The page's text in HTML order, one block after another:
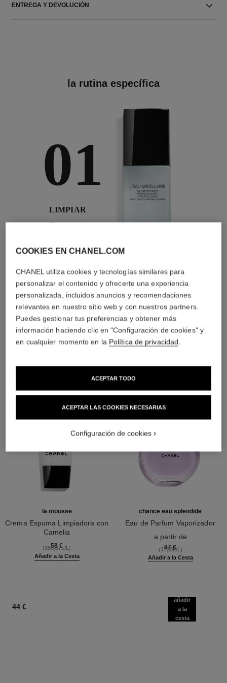
ENTREGA Y DEVOLUCIÓN
la rutina específica
01
LIMPIAR
Con tratamientos
4
LA COMBINACIÓN PERFECTA
la mousse
Crema Espuma Limpiadora con
Camelia
58 €
(386,67€/L)
Añadir a la Cesta
chance eau splendide
Eau de Parfum Vaporizador
a partir de
87 €
(1720€/L)
Añadir a la Cesta
44 €
añadir
a la
cesta
COOKIES EN CHANEL.COM
CHANEL utiliza cookies y tecnologías similares para
personalizar el contenido y ofrecerte una experiencia
personalizada, incluidos anuncios y recomendaciones
relevantes en nuestro sitio web y con nuestros partners.
Puedes gestionar tus preferencias y obtener más
información haciendo clic en "Configuración de cookies" y
en cualquier momento en la Política de privacidad.
ACEPTAR LAS COOKIES NECESARIAS
ACEPTAR TODO
Configuración de cookies